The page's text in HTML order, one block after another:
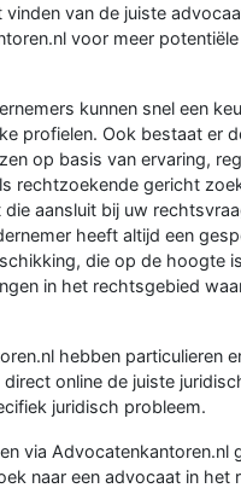
van de juiste
voor meer
kunnen snel een
profielen. Ook bestaat er
op basis van ervaring,
rechtzoekende gericht
aansluit bij uw
heeft altijd een
die op de hoogte
in het rechtsgebied
hebben particulieren
online de juiste
juridisch probleem.
via Advocatenkantoren.nl
naar een advocaat in het